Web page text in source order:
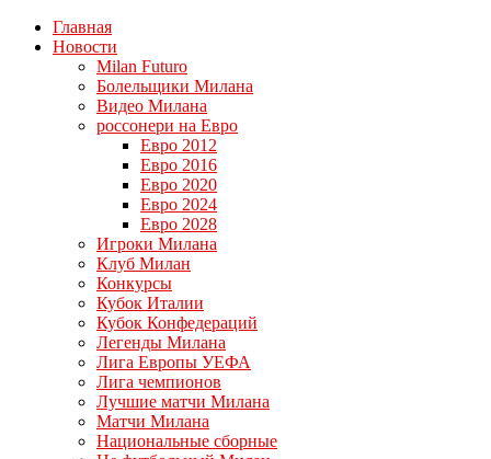
Главная
Новости
Milan Futuro
Болельщики Милана
Видео Милана
россонери на Евро
Евро 2012
Евро 2016
Евро 2020
Евро 2024
Евро 2028
Игроки Милана
Клуб Милан
Конкурсы
Кубок Италии
Кубок Конфедераций
Легенды Милана
Лига Европы УЕФА
Лига чемпионов
Лучшие матчи Милана
Матчи Милана
Национальные сборные